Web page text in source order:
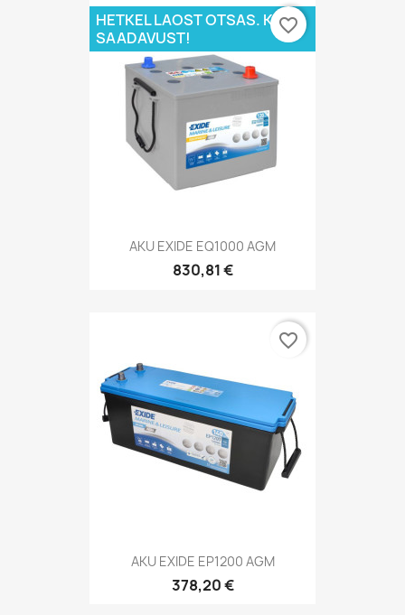
AKU EXIDE EQ1000 AGM
830,81 €
HETKEL LAOST OTSAS. KÜSI
SAADAVUST!
favorite_border
AKU EXIDE EP1200 AGM
378,20 €
favorite_border